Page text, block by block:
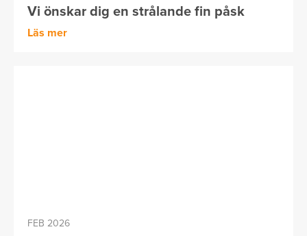
Vi önskar dig en strålande fin påsk
Läs mer
FEB 2026